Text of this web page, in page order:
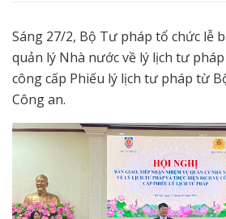
Sáng 27/2, Bộ Tư pháp tổ chức lễ
quản lý Nhà nước về lý lịch tư
công cấp Phiếu lý lịch tư pháp từ
Công an.